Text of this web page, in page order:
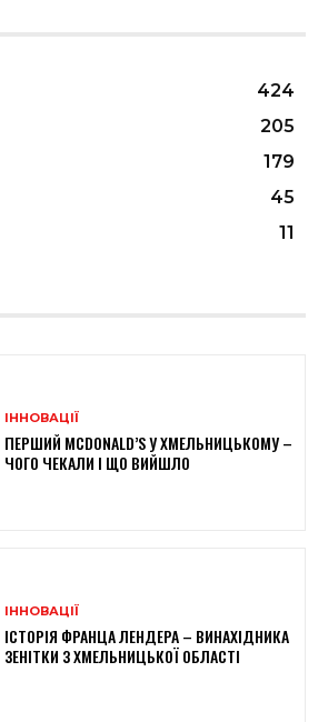
424
205
179
45
11
ІННОВАЦІЇ
ПЕРШИЙ MCDONALD’S У ХМЕЛЬНИЦЬКОМУ –
ЧОГО ЧЕКАЛИ І ЩО ВИЙШЛО
ІННОВАЦІЇ
ІСТОРІЯ ФРАНЦА ЛЕНДЕРА – ВИНАХІДНИКА
ЗЕНІТКИ З ХМЕЛЬНИЦЬКОЇ ОБЛАСТІ